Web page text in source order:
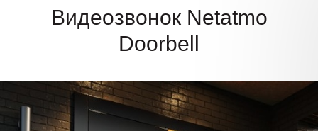
Видеозвонок Netatmo
Doorbell